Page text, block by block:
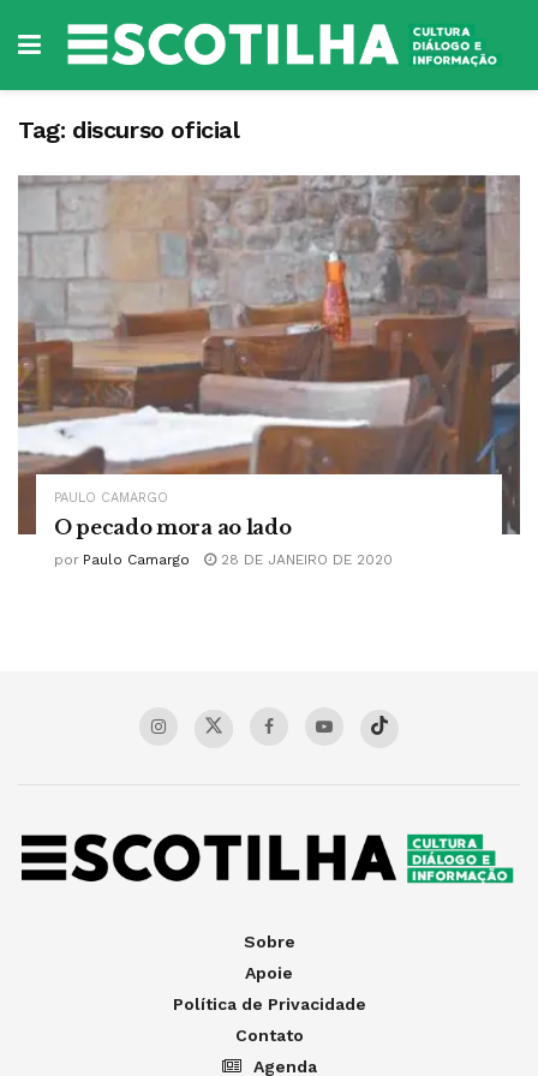
Tag: discurso oficial
PAULO CAMARGO
O pecado mora ao lado
por Paulo Camargo 28 DE JANEIRO DE 2020
Sobre
Apoie
Política de Privacidade
Contato
Agenda